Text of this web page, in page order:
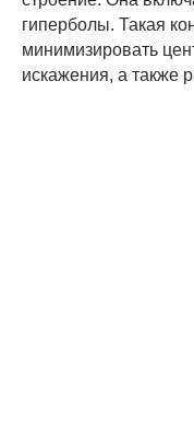
гиперболы. Такая
минимизировать
искажения, а также